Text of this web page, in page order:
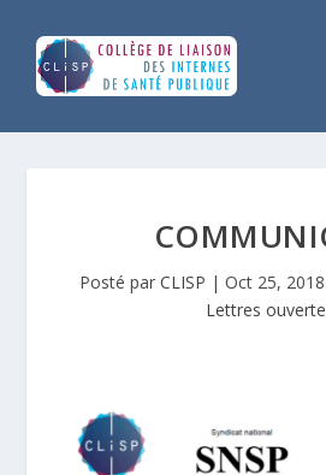
Posté par CLISP | Oct 25, 2018
Lettres